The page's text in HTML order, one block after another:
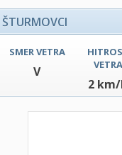
SMER VETRA
V
VETRA
2